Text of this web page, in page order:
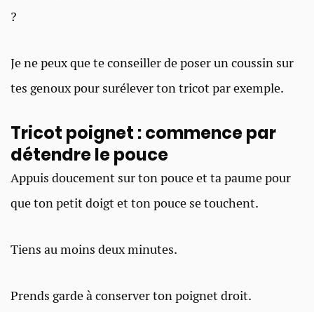
?
Je ne peux que te conseiller de poser un coussin sur
tes genoux pour surélever ton tricot par exemple.
Tricot poignet : commence par
détendre le pouce
Appuis doucement sur ton pouce et ta paume pour
que ton petit doigt et ton pouce se touchent.
Tiens au moins deux minutes.
Prends garde à conserver ton poignet droit.